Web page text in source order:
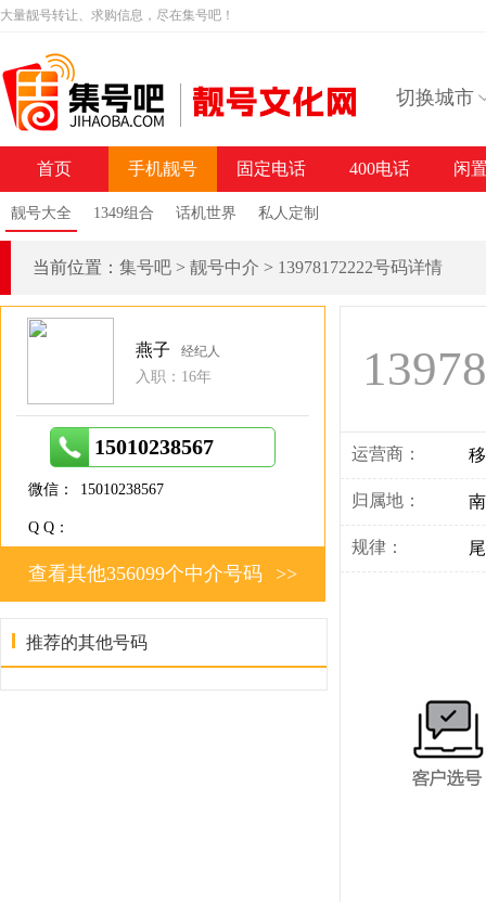
大量靓号转让、求购信息，尽在集号吧！
切换城市
首页 手机靓号
靓号大全 1349组合 话机世界 私人定制
固定电话 400电话 闲
当前位置： 集号吧 > 靓号中介 > 13978172222号码详情
运营商：
归属地：
规律：
燕子 经纪人
入职：16年
15010238567
微信： 15010238567
Q Q：
>>
查看其他356099个中介号码
推荐的其他号码